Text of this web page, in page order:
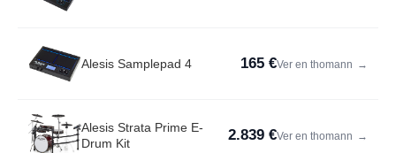
Alesis Samplepad 4 165 €Ver en thomann →
Alesis Strata Prime E-
Drum Kit
2.839 €Ver en thomann →